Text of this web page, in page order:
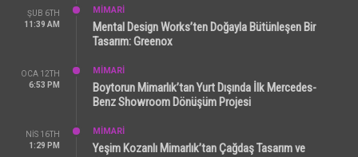
ŞUB 6TH
11:39 AM
MİMARİ
Mental Design Works’ten Doğayla Bütünleşen Bir
Tasarım: Greenox
OCA 12TH
6:53 PM
MİMARİ
Boytorun Mimarlık’tan Yurt Dışında İlk Mercedes-
Benz Showroom Dönüşüm Projesi
NIS 16TH
1:29 PM
MİMARİ
Yeşim Kozanlı Mimarlık’tan Çağdaş Tasarım ve